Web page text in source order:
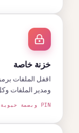
خزنة خاصة
ومدير الملفات
PIN وبصمة حيوية